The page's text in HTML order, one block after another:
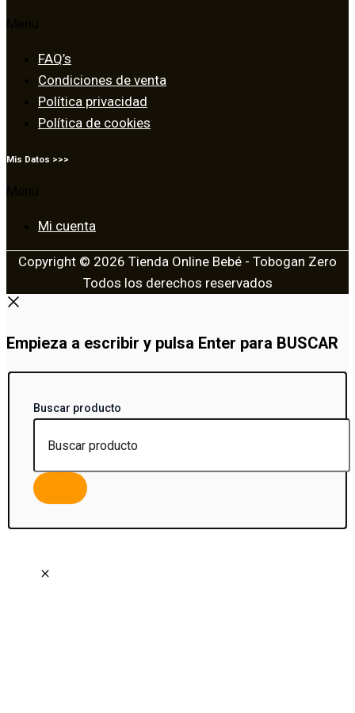
FAQ’s
Condiciones de venta
Política privacidad
Política de cookies
Mis Datos >>>
Mi cuenta
Copyright © 2026 Tienda Online Bebé - Tobogan Zero
Todos los derechos reservados
Empieza a escribir y pulsa Enter para BUSCAR
Buscar producto